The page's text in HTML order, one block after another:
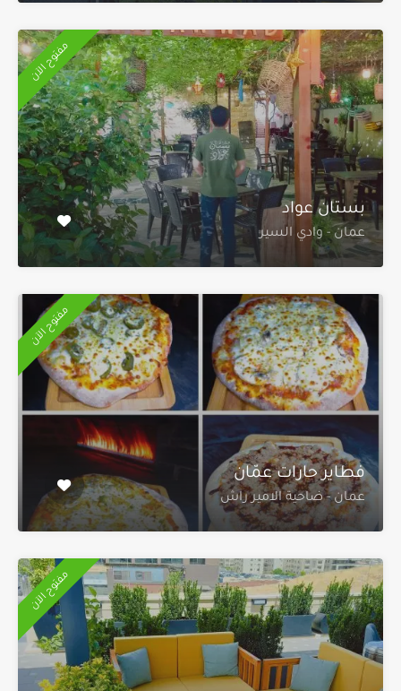
مفتوح الآن
بستان عواد
عمان - وادي السير
مفتوح الآن
فطاير حارات عمّان
عمان - ضاحية الامير راش
مفتوح الآن